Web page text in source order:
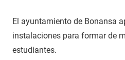
El ayuntamiento de Bonansa
instalaciones para formar de
estudiantes.